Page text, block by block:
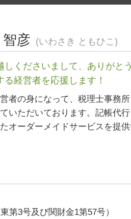
査 法人
査 事前通知
告 決算書
告 特別控除
援 横浜市 相談
談 岐阜県 税理士 相談
談 三重県 相談
援 東京都 税理士
談 藤沢市 税理士
立 川崎市 相談
援 三重県 相談
談 相模原市 相談
彦 (いわさき ともひこ)
くださいまして、ありがと
経営者を応援します！
者の身になって、税理士事務
いただいております。記帳代
オーダーメイドサービスを提供
第3号及び関財金1第57号）